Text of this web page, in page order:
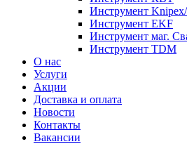
Инструмент Knipex/
Инструмент EKF
Инструмент маг.
Инструмент TDM
О нас
Услуги
Акции
Доставка и оплата
Новости
Контакты
Вакансии